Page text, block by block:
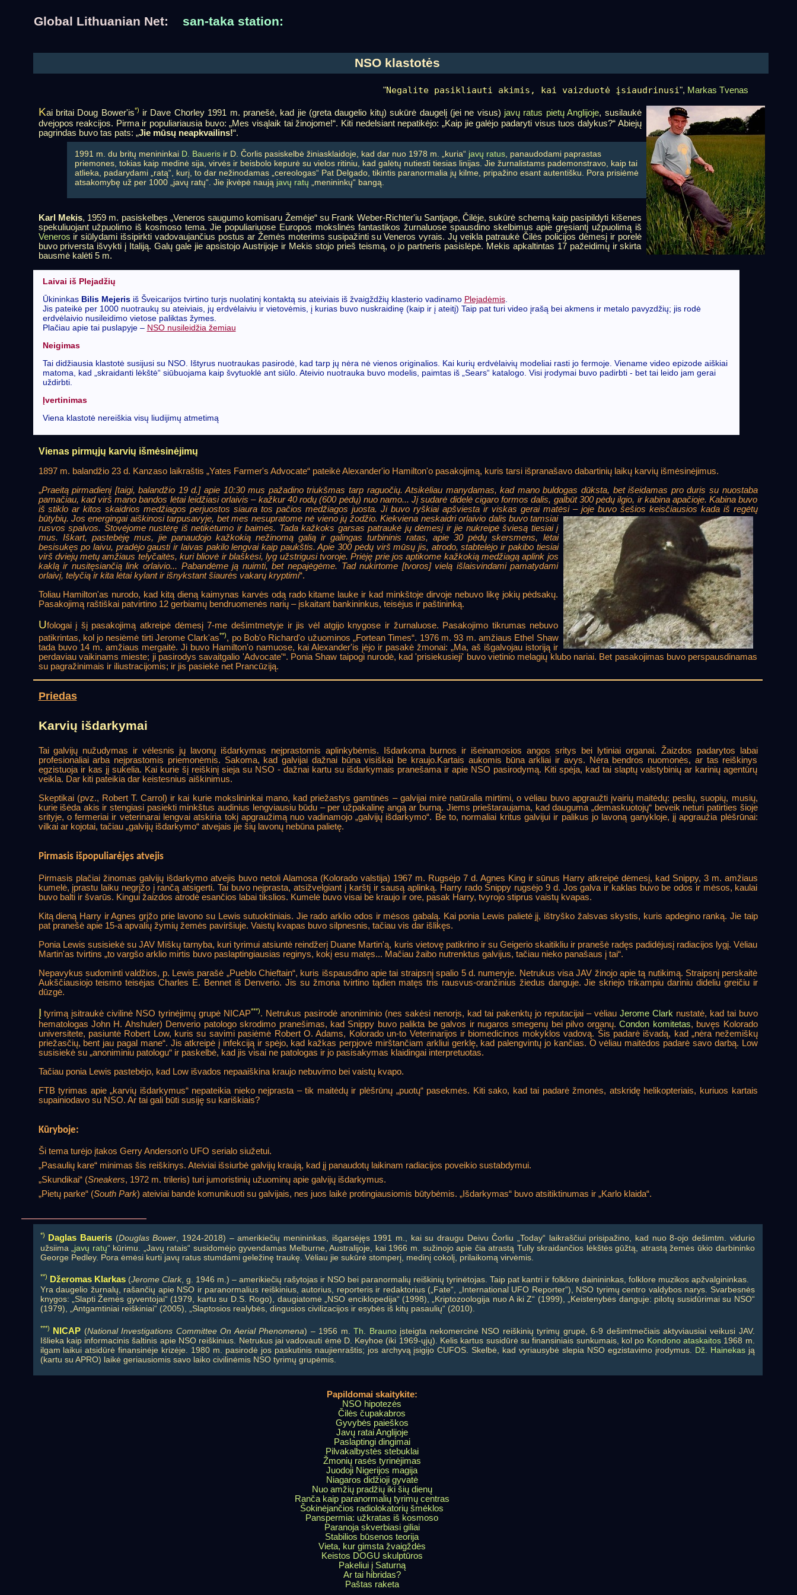
Global Lithuanian Net: san-taka station:
NSO klastotės
"Negalite pasikliauti akimis, kai vaizduotė įsiaudrinusi", Markas Tvenas
Kai britai Doug Bower'is*) ir Dave Chorley 1991 m. pranešė, kad jie (greta daugelio kitų) sukūrė daugelį (jei ne visus) javų ratus pietų Anglijoje, susilaukė
dvejopos reakcijos. Pirma ir populiariausia buvo: „Mes visąlaik tai žinojome!“. Kiti nedelsiant nepatikėjo: „Kaip jie galėjo padaryti visus tuos dalykus?“ Abiejų
pagrindas buvo tas pats: „Jie mūsų neapkvailins!“.
1991 m. du britų menininkai D. Bauerisir D. Čorlis pasiskelbė žiniasklaidoje, kad dar nuo 1978 m. „kuria“ javų ratus, panaudodami paprastas
priemones, tokias kaip medinė sija, virvės ir beisbolo kepurė su vielos ritiniu, kad galėtų nutiesti tiesias linijas. Jie žurnalistams pademonstravo, kaip tai
atlieka, padarydami „ratą“, kurį, to dar nežinodamas „cereologas“ Pat Delgado, tikintis paranormalia jų kilme, pripažino esant autentišku. Pora prisiėmė
atsakomybę už per 1000 „javų ratų“. Jie įkvėpė naują javų ratų „menininkų“ bangą.
Karl Mekis, 1959 m. pasiskelbęs „Veneros saugumo komisaru Žemėje“ su Frank Weber-Richter'iu Santjage, Čilėje, sukūrė schemą kaip pasipildyti kišenes
spekuliuojant užpuolimo iš kosmoso tema. Jie populiariuose Europos mokslinės fantastikos žurnaluose spausdino skelbimus apie gręsiantį užpuolimą iš
Veneros ir siūlydami išsipirkti vadovaujančius postus ar Žemės moterims susipažinti su Veneros vyrais. Jų veikla patraukė Čilės policijos dėmesį ir porelė
buvo priversta išvykti į Italiją. Galų gale jie apsistojo Austrijoje ir Mekis stojo prieš teismą, o jo partneris pasislėpė. Mekis apkaltintas 17 pažeidimų ir skirta
bausmė kalėti 5 m.
Laivai iš Plejadžių
Ūkininkas Bilis Mejerisiš Šveicarijos tvirtino turįs nuolatinį kontaktą su ateiviais iš žvaigždžių klasterio vadinamo Plejadėmis.
Jis pateikė per 1000 nuotraukų su ateiviais, jų erdvėlaiviu ir vietovėmis, į kurias buvo nuskraidinę (kaip ir į ateitį) Taip pat turi video įrašą bei akmens ir metalo pavyzdžių; jis rodė
erdvėlaivio nusileidimo vietose paliktas žymes.
Plačiau apie tai puslapyje – NSO nusileidžia žemiau
Neigimas
Tai didžiausia klastotė susijusi su NSO. Ištyrus nuotraukas pasirodė, kad tarp jų nėra nė vienos originalios. Kai kurių erdvėlaivių modeliai rasti jo fermoje. Viename video epizode aiškiai
matoma, kad „skraidanti lėkštė“ siūbuojama kaip švytuoklė ant siūlo. Ateivio nuotrauka buvo modelis, paimtas iš „Sears“ katalogo. Visi įrodymai buvo padirbti - bet tai leido jam gerai
uždirbti.
Įvertinimas
Viena klastotė nereiškia visų liudijimų atmetimą
Vienas pirmųjų karvių išmėsinėjimų
1897 m. balandžio 23 d. Kanzaso laikraštis „Yates Farmer's Advocate“ pateikė Alexander'io Hamilton'o pasakojimą, kuris tarsi išpranašavo dabartinių laikų karvių išmėsinėjimus.
„Praeitą pirmadienį [taigi, balandžio 19 d.] apie 10:30 mus pažadino triukšmas tarp raguočių. Atsikėliau manydamas, kad mano buldogas dūksta, bet išeidamas pro duris su nuostaba
pamačiau, kad virš mano bandos lėtai leidžiasi orlaivis – kažkur 40 rodų (600 pėdų) nuo namo... Jį sudarė didelė cigaro formos dalis, galbūt 300 pėdų ilgio, ir kabina apačioje. Kabina buvo
iš stiklo ar kitos skaidrios medžiagos perjuostos siaura tos pačios medžiagos juosta. Ji buvo ryškiai apšviesta ir viskas gerai matėsi – joje buvo šešios keisčiausios kada iš regėtų
būtybių. Jos energingai aiškinosi tarpusavyje, bet mes nesupratome nė vieno jų žodžio. Kiekviena neskaidri orlaivio dalis buvo tamsiai
rusvos spalvos. Stovėjome nustėrę iš netikėtumo ir baimės. Tada kažkoks garsas patraukė jų dėmesį ir jie nukreipė šviesą tiesiai į
mus. Iškart, pastebėję mus, jie panaudojo kažkokią nežinomą galią ir galingas turbininis ratas, apie 30 pėdų skersmens, lėtai
besisukęs po laivu, pradėjo gausti ir laivas pakilo lengvai kaip paukštis. Apie 300 pėdų virš mūsų jis, atrodo, stabtelėjo ir pakibo tiesiai
virš dviejų metų amžiaus telyčaitės, kuri bliovė ir blaškėsi, lyg užstrigusi tvoroje. Priėję prie jos aptikome kažkokią medžiagą aplink jos
kaklą ir nusitęsiančią link orlaivio... Pabandėme ją nuimti, bet nepajėgėme. Tad nukirtome [tvoros] vielą išlaisvindami pamatydami
orlaivį, telyčią ir kita lėtai kylant ir išnykstant šiaurės vakarų kryptimi“.
Toliau Hamilton'as nurodo, kad kitą dieną kaimynas karvės odą rado kitame lauke ir kad minkštoje dirvoje nebuvo likę jokių pėdsakų.
Pasakojimą raštiškai patvirtino 12 gerbiamų bendruomenės narių – įskaitant bankininkus, teisėjus ir paštininką.
Ufologai į šį pasakojimą atkreipė dėmesį 7-me dešimtmetyje ir jis vėl atgijo knygose ir žurnaluose. Pasakojimo tikrumas nebuvo
patikrintas, kol jo nesiėmė tirti Jerome Clark'as**), po Bob'o Richard'o užuominos „Fortean Times“. 1976 m. 93 m. amžiaus Ethel Shaw
tada buvo 14 m. amžiaus mergaitė. Ji buvo Hamilton'o namuose, kai Alexander'is įėjo ir pasakė žmonai: „Ma, aš išgalvojau istoriją ir
perdaviau vaikinams mieste; ji pasirodys savaitgalio 'Advocate'“. Ponia Shaw taipogi nurodė, kad 'prisiekusieji' buvo vietinio melagių klubo nariai. Bet pasakojimas buvo perspausdinamas
su pagražinimais ir iliustracijomis; ir jis pasiekė net Prancūziją.
Priedas
Karvių išdarkymai
Tai galvijų nužudymas ir vėlesnis jų lavonų išdarkymas neįprastomis aplinkybėmis. Išdarkoma burnos ir išeinamosios angos sritys bei lytiniai organai. Žaizdos padarytos labai
profesionaliai arba neįprastomis priemonėmis. Sakoma, kad galvijai dažnai būna visiškai be kraujo.Kartais aukomis būna arkliai ir avys. Nėra bendros nuomonės, ar tas reiškinys
egzistuoja ir kas jį sukelia. Kai kurie šį reiškinį sieja su NSO - dažnai kartu su išdarkymais pranešama ir apie NSO pasirodymą. Kiti spėja, kad tai slaptų valstybinių ar karinių agentūrų
veikla. Dar kiti pateikia dar keistesnius aiškinimus.
Skeptikai (pvz., Robert T. Carrol) ir kai kurie mokslininkai mano, kad priežastys gamtinės – galvijai mirė natūralia mirtimi, o vėliau buvo apgraužti įvairių maitėdų: peslių, suopių, musių,
kurie išėda akis ir stengiasi pasiekti minkštus audinius lengviausiu būdu – per užpakalinę angą ar burną. Jiems prieštaraujama, kad dauguma „demaskuotojų“ beveik neturi patirties šioje
srityje, o fermeriai ir veterinarai lengvai atskiria tokį apgraužimą nuo vadinamojo „galvijų išdarkymo“. Be to, normaliai kritus galvijui ir palikus jo lavoną ganykloje, jį apgraužia plėšrūnai:
vilkai ar kojotai, tačiau „galvijų išdarkymo“ atvejais jie šių lavonų nebūna palietę.
Pirmasis išpopuliarėjęs atvejis
Pirmasis plačiai žinomas galvijų išdarkymo atvejis buvo netoli Alamosa (Kolorado valstija) 1967 m. Rugsėjo 7 d. Agnes King ir sūnus Harry atkreipė dėmesį, kad Snippy, 3 m. amžiaus
kumelė, įprastu laiku negrįžo į rančą atsigerti. Tai buvo neįprasta, atsižvelgiant į karštį ir sausą aplinką. Harry rado Snippy rugsėjo 9 d. Jos galva ir kaklas buvo be odos ir mėsos, kaulai
buvo balti ir švarūs. Kingui žaizdos atrodė esančios labai tikslios. Kumelė buvo visai be kraujo ir ore, pasak Harry, tvyrojo stiprus vaistų kvapas.
Kitą dieną Harry ir Agnes grįžo prie lavono su Lewis sutuoktiniais. Jie rado arklio odos ir mėsos gabalą. Kai ponia Lewis palietė jį, ištryško žalsvas skystis, kuris apdegino ranką. Jie taip
pat pranešė apie 15-a apvalių žymių žemės paviršiuje. Vaistų kvapas buvo silpnesnis, tačiau vis dar išlikęs.
Ponia Lewis susisiekė su JAV Miškų tarnyba, kuri tyrimui atsiuntė reindžerį Duane Martin'ą, kuris vietovę patikrino ir su Geigerio skaitikliu ir pranešė radęs padidėjusį radiacijos lygį. Vėliau
Martin'as tvirtins „to vargšo arklio mirtis buvo paslaptingiausias reginys, kokį esu matęs... Mačiau žaibo nutrenktus galvijus, tačiau nieko panašaus į tai“.
Nepavykus sudominti valdžios, p. Lewis parašė „Pueblo Chieftain“, kuris išspausdino apie tai straipsnį spalio 5 d. numeryje. Netrukus visa JAV žinojo apie tą nutikimą. Straipsnį perskaitė
Aukščiausiojo teismo teisėjas Charles E. Bennet iš Denverio. Jis su žmona tvirtino tądien matęs tris rausvus-oranžinius žiedus danguje. Jie skriejo trikampiu dariniu dideliu greičiu ir
dūzgė.
Į tyrimą įsitraukė civilinė NSO tyrinėjimų grupė NICAP***). Netrukus pasirodė anoniminio (nes sakėsi nenorįs, kad tai pakenktų jo reputacijai – vėliau Jerome Clark nustatė, kad tai buvo
hematologas John H. Ahshuler) Denverio patologo skrodimo pranešimas, kad Snippy buvo palikta be galvos ir nugaros smegenų bei pilvo organų.Condon komitetas, buvęs Kolorado
universitete, pasiuntė Robert Low, kuris su savimi pasiėmė Robert O. Adams, Kolorado un-to Veterinarijos ir biomedicinos mokyklos vadovą. Šis padarė išvadą, kad „nėra nežemiškų
priežasčių, bent jau pagal mane“. Jis atkreipė į infekciją ir spėjo, kad kažkas perpjovė mirštančiam arkliui gerklę, kad palengvintų jo kančias. O vėliau maitėdos padarė savo darbą. Low
susisiekė su „anoniminiu patologu“ ir paskelbė, kad jis visai ne patologas ir jo pasisakymas klaidingai interpretuotas.
Tačiau ponia Lewis pastebėjo, kad Low išvados nepaaiškina kraujo nebuvimo bei vaistų kvapo.
FTB tyrimas apie „karvių išdarkymus“ nepateikia nieko neįprasta – tik maitėdų ir plėšrūnų „puotų“ pasekmės. Kiti sako, kad tai padarė žmonės, atskridę helikopteriais, kuriuos kartais
supainiodavo su NSO. Ar tai gali būti susiję su kariškiais?
Kūryboje:
Ši tema turėjo įtakos Gerry Anderson'o UFO serialo siužetui.
„Pasaulių kare“ minimas šis reiškinys. Ateiviai išsiurbė galvijų kraują, kad jį panaudotų laikinam radiacijos poveikio sustabdymui.
„Skundikai“ (Sneakers, 1972 m. trileris) turi jumoristinių užuominų apie galvijų išdarkymus.
„Pietų parke“ (South Park) ateiviai bandė komunikuoti su galvijais, nes juos laikė protingiausiomis būtybėmis. „Išdarkymas“ buvo atsitiktinumas ir „Karlo klaida“.
*) Daglas Baueris(Douglas Bower , 1924-2018) – amerikiečių menininkas, išgarsėjęs 1991 m., kai su draugu Deivu Čorliu „Today“ laikraščiui prisipažino, kad nuo 8-ojo dešimtm. vidurio
užsiima „ javų ratų“ kūrimu. „Javų ratais“ susidomėjo gyvendamas Melburne, Australijoje, kai 1966 m. sužinojo apie čia atrastą Tully skraidančios lėkštės gūžtą, atrastą žemės ūkio darbininko
George Pedley. Pora ėmėsi kurti javų ratus stumdami geležinę traukę. Vėliau jie sukūrė stomperį, medinį cokolį, prilaikomą virvėmis.
**) Džeromas Klarkas(Jerome Clark, g. 1946 m.) – amerikiečių rašytojas ir NSO bei paranormalių reiškinių tyrinėtojas. Taip pat kantri ir folklore dainininkas, folklore muzikos apžvalgininkas.
Yra daugelio žurnalų, rašančių apie NSO ir paranormalius reiškinius, autorius, reporteris ir redaktorius („Fate“, „International UFO Reporter“), NSO tyrimų centro valdybos narys. Svarbesnės
knygos: „Slapti Žemės gyventojai“ (1979, kartu su D.S. Rogo), daugiatomė „NSO enciklopedija“ (1998), „Kriptozoologija nuo A iki Z“ (1999), „Keistenybės danguje: pilotų susidūrimai su NSO“
(1979), „Antgamtiniai reiškiniai“ (2005), „Slaptosios realybės, dingusios civilizacijos ir esybės iš kitų pasaulių“ (2010).
***) NICAP (National Investigations Committee On Aerial Phenomena) – 1956 m.Th. Braunoįsteigta nekomercinė NSO reiškinių tyrimų grupė, 6-9 dešimtmečiais aktyviausiai veikusi JAV.
Išlieka kaip informacinis šaltinis apie NSO reiškinius. Netrukus jai vadovauti ėmė D. Keyhoe (iki 1969-ųjų). Kelis kartus susidūrė su finansiniais sunkumais, kol po Kondono ataskaitos1968 m.
ilgam laikui atsidūrė finansinėje krizėje. 1980 m. pasirodė jos paskutinis naujienraštis; jos archyvą įsigijo CUFOS. Skelbė, kad vyriausybė slepia NSO egzistavimo įrodymus. Dž. Hainekasją
(kartu su APRO) laikė geriausiomis savo laiko civilinėmis NSO tyrimų grupėmis.
Papildomai skaitykite:
NSO hipotezės
Čilės čupakabros
Gyvybės paieškos
Javų ratai Anglijoje
Paslaptingi dingimai
Pilvakalbystės stebuklai
Žmonių rasės tyrinėjimas
Juodoji Nigerijos magija
Niagaros didžioji gyvatė
Nuo amžių pradžių iki šių dienų
Ranča kaip paranormalių tyrimų centras
Šokinėjančios radiolokatorių šmėklos
Panspermia: užkratas iš kosmoso
Paranoja skverbiasi giliai
Stabilios būsenos teorija
Vieta, kur gimsta žvaigždės
Keistos DOGU skulptūros
Pakeliui į Saturną
Ar tai hibridas?
Paštas raketa